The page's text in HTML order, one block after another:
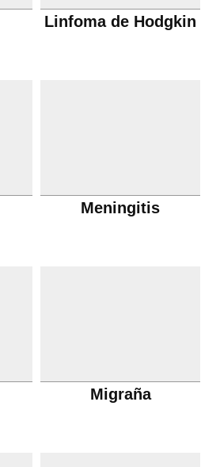
Linfoma de Hodgkin
Meningitis
Migraña